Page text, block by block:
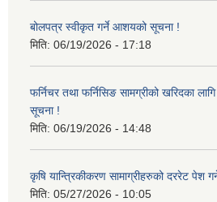
बोलपत्र स्वीकृत गर्ने आशयको सूचना !
मिति: 06/19/2026 - 17:18
फर्निचर तथा फर्निसिङ सामग्रीको खरिदका
सूचना !
मिति: 06/19/2026 - 14:48
कृषि यान्त्रिकीकरण सामाग्रीहरुको दररेट पेश
मिति: 05/27/2026 - 10:05